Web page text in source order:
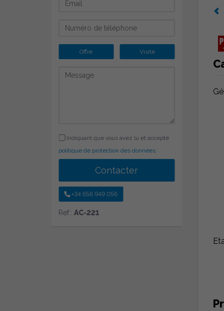
Offre Visite
Indiquant que vous avez lu et accepté
politique de protection des données.
Contacter
+34 656 949 056
Ref.: AC-221